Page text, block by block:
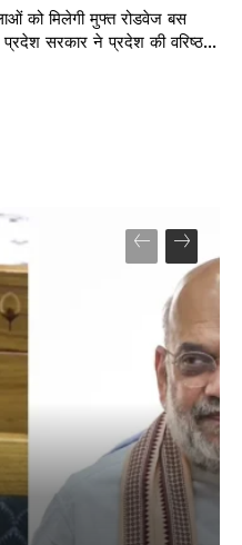
को मिलेगी मुफ्त रोडवेज बस
1: उत्तर प्रदेश सरकार ने प्रदेश की वरिष्ठ...